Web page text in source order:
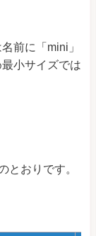
前に「mini」
小サイズでは
とおりです。